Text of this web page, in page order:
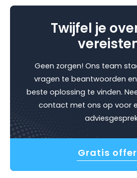
Twijfel je
Geen zorgen! Ons team
vragen te beantwoorden
beste oplossing te vinden.
contact met ons op voor
Gratis